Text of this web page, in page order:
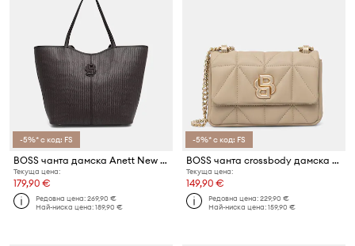
-5%* с код: FS
BOSS чанта дамска Anett New BIG Tote W
Текуща цена:
179,90 €
Редовна цена:269,90 €
Най-ниска цена:189,90 €
-5%* с код: FS
BOSS чанта crossbody дамска от имитация на кожа B_ICON S Sh. Bag QN
Текуща цена:
149,90 €
Редовна цена:229,90 €
Най-ниска цена:159,90 €